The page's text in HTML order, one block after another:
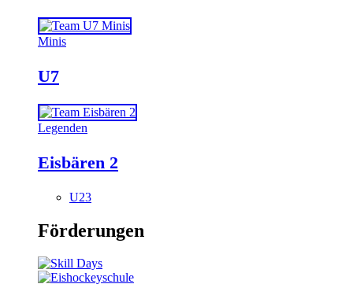
Minis
U7
Legenden
Eisbären 2
U23
Förderungen